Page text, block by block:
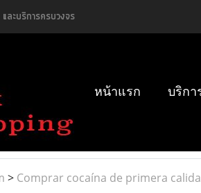
ละบริการครบวงจร
หน้าแรก บริกา
> Comprar cocaína de primera